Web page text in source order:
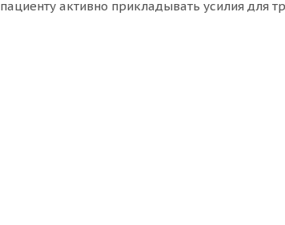
пациенту активно прикладывать усилия для